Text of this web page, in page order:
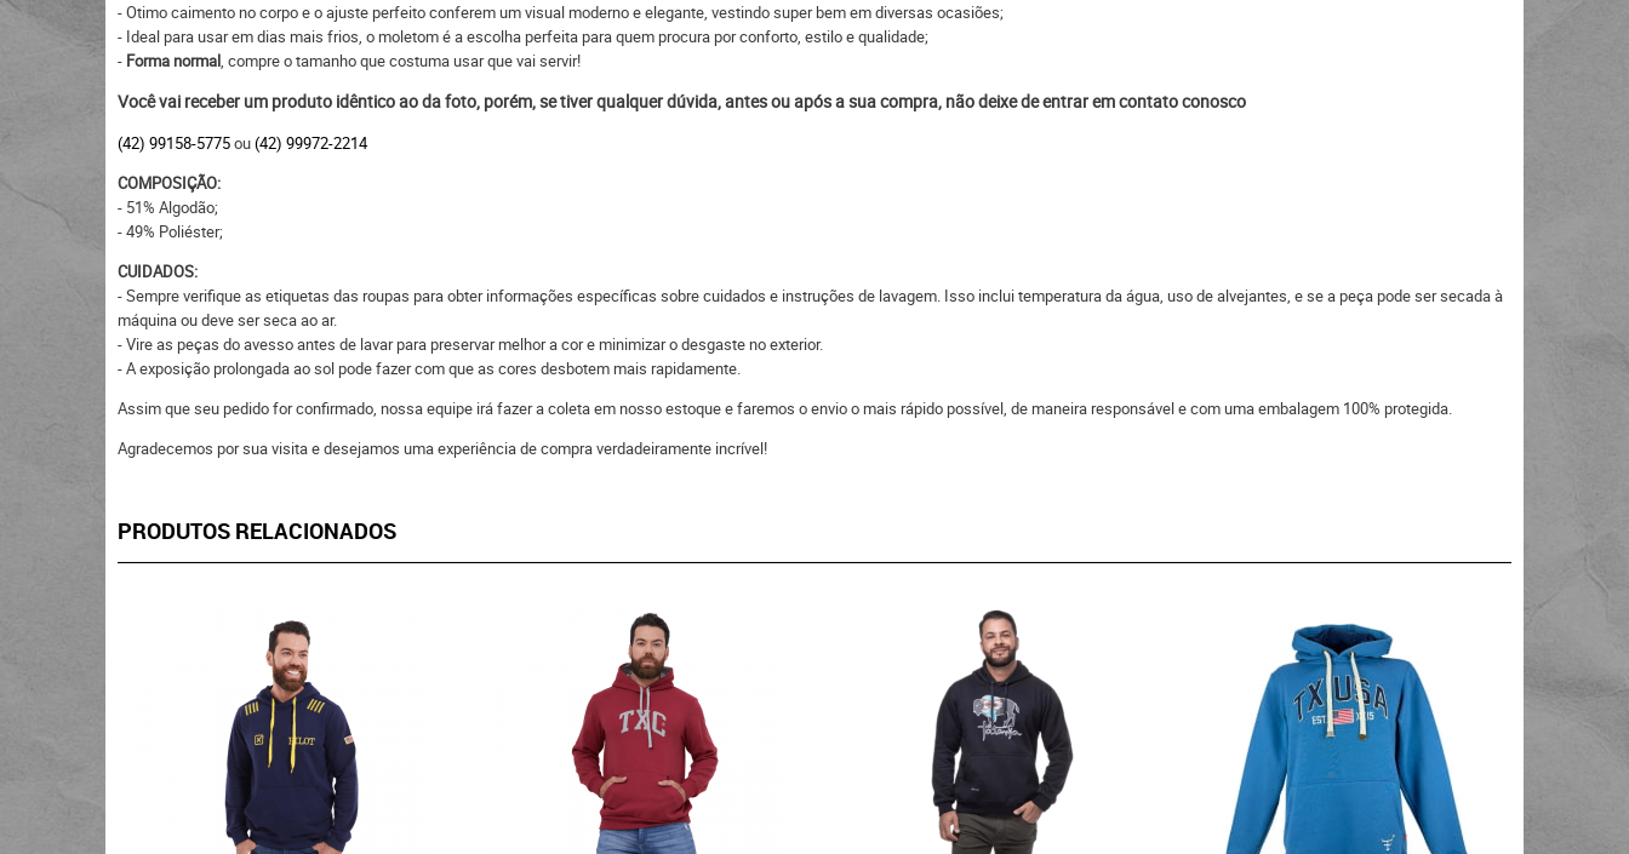
- Otimo caimento no corpo e o ajuste perfeito conferem um visual moderno e elegante, vestindo super bem em diversas ocasiões;
- Ideal para usar em dias mais frios, o moletom é a escolha perfeita para quem procura por conforto, estilo e qualidade;
- Forma normal, compre o tamanho que costuma usar que vai servir!
Você vai receber um produto idêntico ao da foto, porém, se tiver qualquer dúvida, antes ou após a sua compra, não deixe de entrar em contato conosco
(42) 99158-5775ou(42) 99972-2214
COMPOSIÇÃO:
- 51% Algodão;
- 49% Poliéster;
CUIDADOS:
- Sempre verifique as etiquetas das roupas para obter informações específicas sobre cuidados e instruções de lavagem. Isso inclui temperatura da água, uso de alvejantes, e se a peça pode ser secada à
máquina ou deve ser seca ao ar.
- Vire as peças do avesso antes de lavar para preservar melhor a cor e minimizar o desgaste no exterior.
- A exposição prolongada ao sol pode fazer com que as cores desbotem mais rapidamente.
Assim que seu pedido for confirmado, nossa equipe irá fazer a coleta em nosso estoque e faremos o envio o mais rápido possível, de maneira responsável e com uma embalagem 100% protegida.
Agradecemos por sua visita e desejamos uma experiência de compra verdadeiramente incrível!
PRODUTOS RELACIONADOS